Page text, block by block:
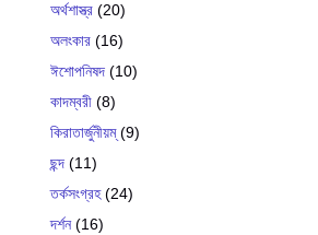
অর্থশাস্ত্র (20)
অলংকার (16)
ঈশোপনিষদ (10)
কাদম্বরী (8)
কিরাতার্জুনীয়ম্(9)
ছন্দ (11)
তর্কসংগ্রহ(24)
দর্শন(16)